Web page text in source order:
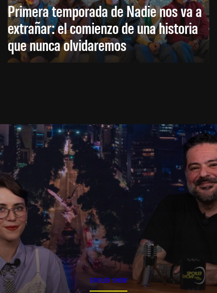
Primera temporada de Nadie nos va a
extrañar: el comienzo de una historia
que nunca olvidaremos
SPOILER SHOW